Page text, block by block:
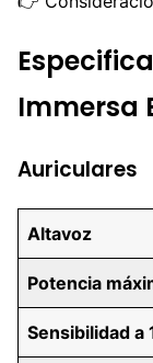
Immersa
Auriculares
Altavoz
Potencia
Sensibilidad a